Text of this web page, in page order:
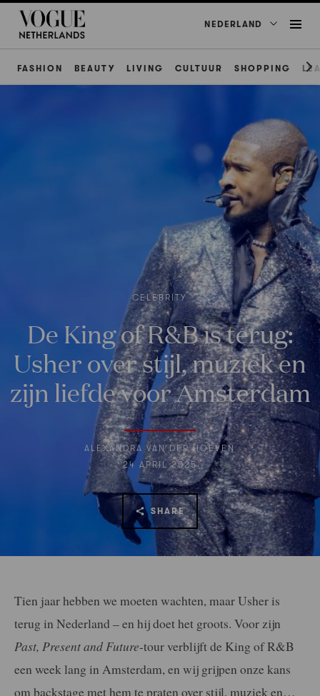
NEDERLAND
FASHION BEAUTY LIVING CULTUUR SHOPPING
CELEBRITY
De King of R&B is terug:
Usher over stijl, muziek en
zijn liefde voor Amsterdam
ALEXANDRA VAN DER HOEVEN
24 APRIL 2025
SHARE
Tien jaar hebben we moeten wachten, maar Usher is
terug in Nederland – en hij doet het groots. Voor zijn
Past, Present and Future-tour verblijft de King of R&B
een week lang in Amsterdam, en wij grijpen onze kans
om backstage met hem te praten over stijl, muziek en…